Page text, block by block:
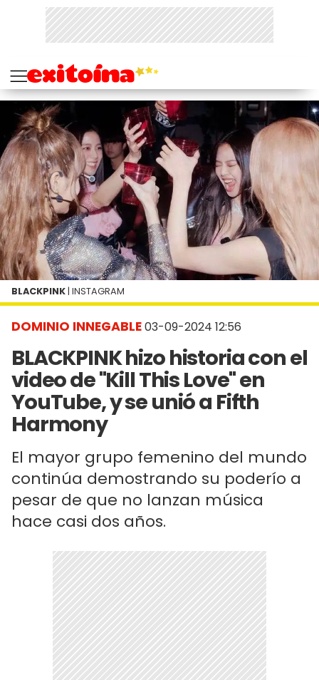
DOMINIO INNEGABLE03-09-2024 12:56
BLACKPINK hizo historia con el
video de "Kill This Love" en
YouTube, y se unió a Fifth
Harmony
El mayor grupo femenino del mundo
continúa demostrando su poderío a
pesar de que no lanzan música
hace casi dos años.
BLACKPINK | INSTAGRAM